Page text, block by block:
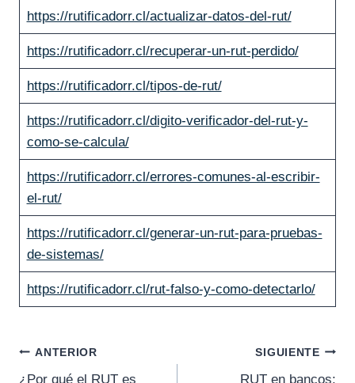
https://rutificadorr.cl/actualizar-datos-del-rut/
https://rutificadorr.cl/recuperar-un-rut-perdido/
https://rutificadorr.cl/tipos-de-rut/
https://rutificadorr.cl/digito-verificador-del-rut-y-
como-se-calcula/
https://rutificadorr.cl/errores-comunes-al-escribir-
el-rut/
https://rutificadorr.cl/generar-un-rut-para-pruebas-
de-sistemas/
https://rutificadorr.cl/rut-falso-y-como-detectarlo/
Navegación
ANTERIOR
¿Por qué el RUT es
SIGUIENTE
RUT en bancos: